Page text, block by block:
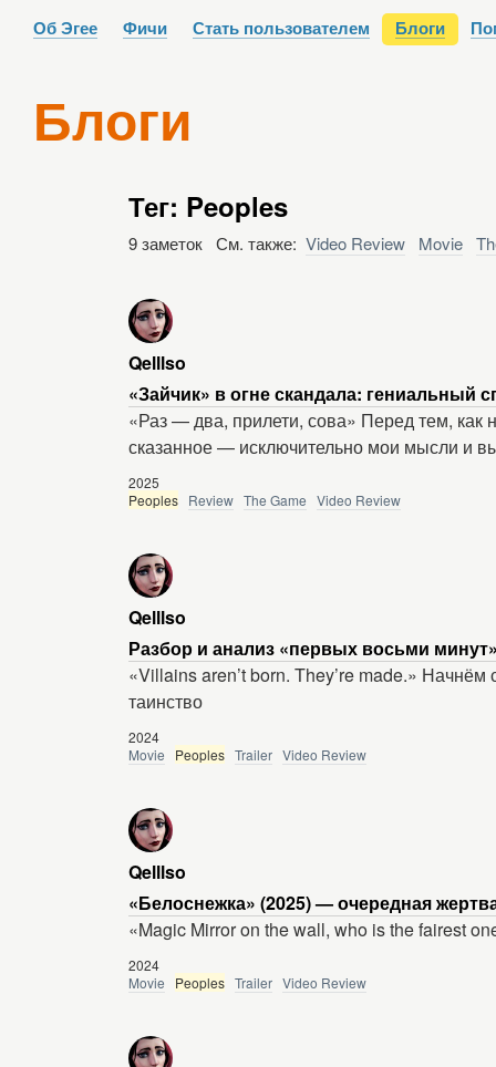
Об Эгее Фичи Стать пользователем Блоги
Блоги
Тег: Peoples
9 заметок См. также: Video Review Movie
Qelllso
«Зайчик» в огне скандала: гениальный
«Раз — два, прилети, сова» Перед тем, как
сказанное — исключительно мои мысли и
2025
Peoples Review The Game Video Review
Qelllso
Разбор и анализ «первых восьми
«Villains aren’t born. They’re made.»
таинство
2024
Movie
Peoples Trailer Video Review
Qelllso
«Белоснежка» (2025) — очередная
«Magic Mirror on the wall, who is the fairest
2024
Movie
Peoples Trailer Video Review